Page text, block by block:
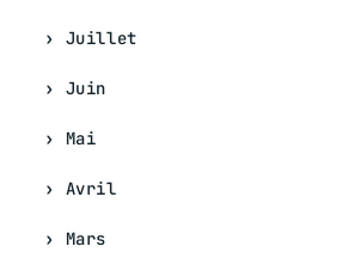
Juillet
Juin
Mai
Avril
Mars